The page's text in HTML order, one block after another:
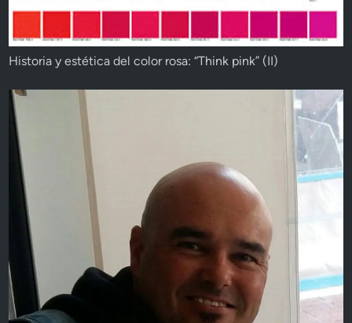
Historia y estética del color rosa: “Think pink” (II)